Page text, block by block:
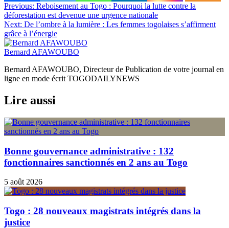
Navigation
de
l’article
Previous: Reboisement au Togo : Pourquoi la lutte contre la
déforestation est devenue une urgence nationale
Next: De l’ombre à la lumière : Les femmes togolaises s’affirment
grâce à l’énergie
Bernard AFAWOUBO
Bernard AFAWOUBO, Directeur de Publication de votre journal en
ligne en mode écrit TOGODAILYNEWS
Lire aussi
Bonne gouvernance administrative : 132
fonctionnaires sanctionnés en 2 ans au Togo
5 août 2026
Togo : 28 nouveaux magistrats intégrés dans la
justice